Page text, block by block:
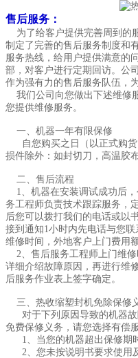
售后服务：
为了给客户提供完善周到的
制定了完善的售后服务制度和
服务热线，给用户提供满意的
部，对客户进行定期回访。公
作为强有力的售后服务队伍，
我们公司向您做出下述维修
您提供维修服务。
一、机器一年有限保修
自您购买之日（以正式购货
损件除外：如封切刀，高温胶布
二、售后流程
1、机器在安装调试成功后，
务工程师负责技术跟踪服务，
后您可以拨打我们的电话或以
接到通知1小时内先电话与您
维修时间，外地客户上门费用
2、售后服务工程师上门维修
详细介绍故障原因，再进行维
后服务作业表上签字确定。
三、热收缩塑封机免除保修
对于下列原因导致的机器故
免费保修义务，请您选择有偿服
1、当您的机器超出保修期
2、您未按说明书要求使用